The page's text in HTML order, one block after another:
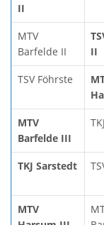
II
MTV
Barfelde II
II
TSV Föhrste
MTV
Barfelde III
TKJ Sarstedt
MTV